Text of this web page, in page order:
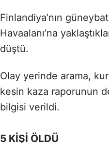
Finlandiya’nın
Havaalanı’na
düştü.
Olay yerinde arama,
kesin kaza raporunun
bilgisi verildi.
5 KİŞİ ÖLDÜ